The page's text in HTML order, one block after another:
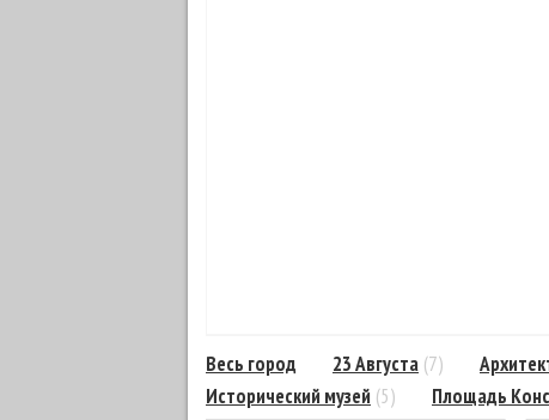
Весь город 23 Августа (7)
Исторический музей (5) Площадь